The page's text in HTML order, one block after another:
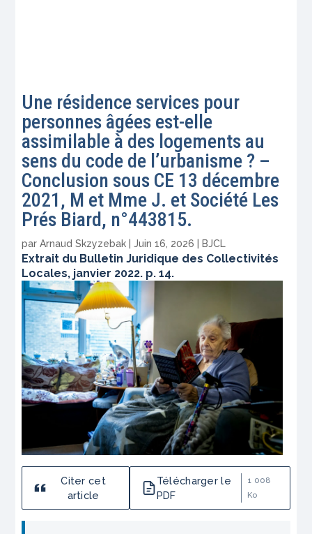
Une résidence services pour
personnes âgées est-elle
assimilable à des logements au
sens du code de l’urbanisme ? –
Conclusion sous CE 13 décembre
2021, M et Mme J. et Société Les
Prés Biard, n°443815.
parArnaud Skzyzebak |Juin 16, 2026 BJCL
Extrait du Bulletin Juridique des Collectivités
Locales, janvier 2022. p. 14.
Citer cet
article
Télécharger le
PDF
1 008
Ko